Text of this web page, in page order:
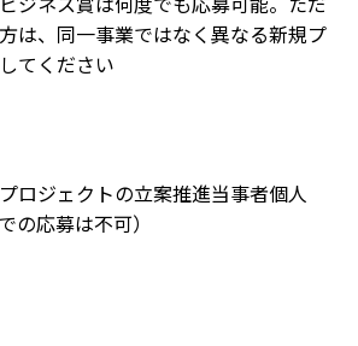
は、同一事業ではなく異なる新規プ
てください
ロジェクトの立案推進当事者個人
の応募は不可）